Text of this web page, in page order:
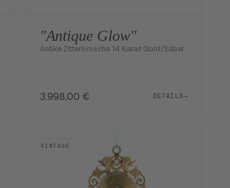
"Antique Glow"
Antike Zitterbrosche 14 Karat Gold/Silber
3.998,00 € DETAILS→
VINTAGE